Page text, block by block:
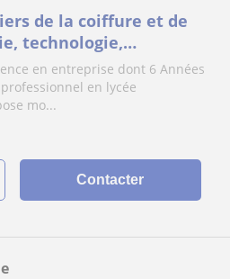
de la coiffure et de
technologie,
gestion de
en entreprise dont 6 Années
en lycée
mo...
Contacter